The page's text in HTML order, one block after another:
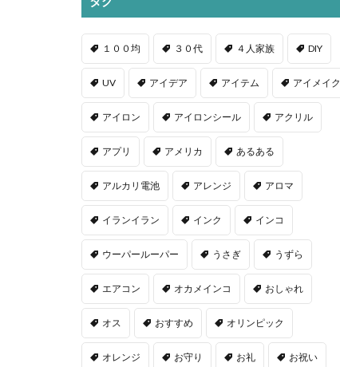
１００均 ３０代 ４人家族 DIY
UV アイデア アイテム アイメイク
アイロン アイロンシール アクリル
アプリ アメリカ あるある
アルカリ電池 アレンジ アロマ
イランイラン インク インコ
ウーパールーパー うさぎ うずら
エアコン オカメインコ おしゃれ
オス おすすめ オリンピック
オレンジ お守り お礼 お祝い